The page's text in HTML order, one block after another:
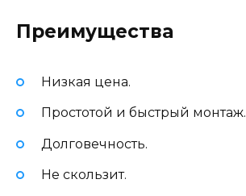
Преимущества
Низкая цена.
Простотой и быстрый монтаж.
Долговечность.
Не скользит.